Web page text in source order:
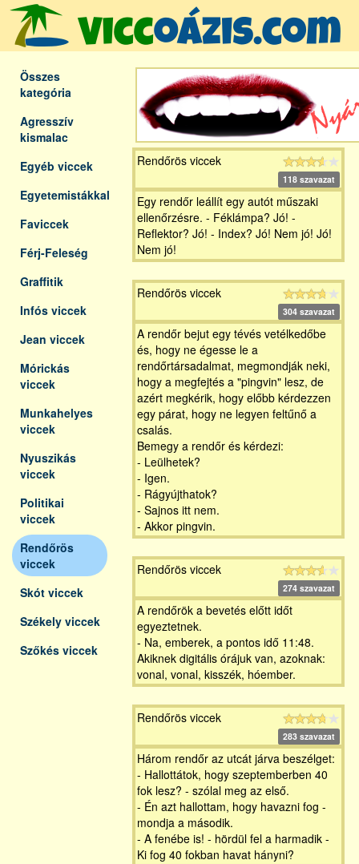
Összes
kategória
Agresszív
kismalac
Egyéb viccek
Egyetemistákkal
Faviccek
Férj-Feleség
Graffitik
Infós viccek
Jean viccek
Mórickás
viccek
Munkahelyes
viccek
Nyuszikás
viccek
Politikai
viccek
Rendőrös
viccek
Skót viccek
Székely viccek
Szőkés viccek
Rendőrös viccek
118 szavazat
Egy rendőr leállít egy autót műszaki
ellenőrzésre. - Féklámpa? Jó! -
Reflektor? Jó! - Index? Jó! Nem jó! Jó!
Nem jó!
Rendőrös viccek
304 szavazat
A rendőr bejut egy tévés vetélkedőbe
és, hogy ne égesse le a
rendőrtársadalmat, megmondják neki,
hogy a megfejtés a "pingvin" lesz, de
azért megkérik, hogy előbb kérdezzen
egy párat, hogy ne legyen feltűnő a
csalás.
Bemegy a rendőr és kérdezi:
- Leülhetek?
- Igen.
- Rágyújthatok?
- Sajnos itt nem.
- Akkor pingvin.
Rendőrös viccek
274 szavazat
A rendőrök a bevetés előtt időt
egyeztetnek.
- Na, emberek, a pontos idő 11:48.
Akiknek digitális órájuk van, azoknak:
vonal, vonal, kisszék, hóember.
Rendőrös viccek
283 szavazat
Három rendőr az utcát járva beszélget:
- Hallottátok, hogy szeptemberben 40
fok lesz? - szólal meg az első.
- Én azt hallottam, hogy havazni fog -
mondja a második.
- A fenébe is! - hördül fel a harmadik -
Ki fog 40 fokban havat hányni?